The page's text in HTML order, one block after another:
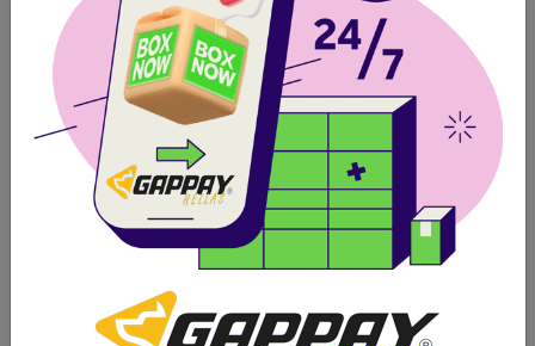
Διαθέσιμο
GAPPAY Πλατύς
Ιμάντας Ιχνηλασίας
12mm x 400cm
Διαθέσιμο
Gappay ιμάντας με
καουτσούκ 4m,
αντιολισθητικός
Άμεση
Πανελλαδικά